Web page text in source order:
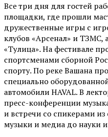
Все три дня для гостей
площадки, где прошли
дружественные игры с
клубов «Арсенал» и ТЗМС,
«Тулица». На фестивале
спортсменами сборной
спорту. По реке Вашана
специально
автомобили HAVAL. В
пресс-конференции
и встречи со спикерами
музыки и медиа до науки и